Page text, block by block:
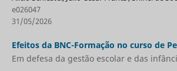
e026047
31/05/2026
Efeitos da BNC-Formação no curso de
Em defesa da gestão escolar e das